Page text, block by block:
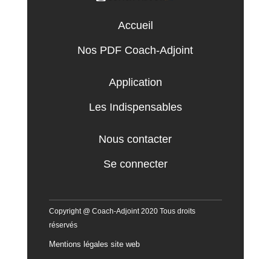
Accueil
Nos PDF Coach-Adjoint
Application
Les Indispensables
Nous contacter
Se connecter
Copyright @ Coach-Adjoint 2020 Tous droits
réservés
Mentions légales site web